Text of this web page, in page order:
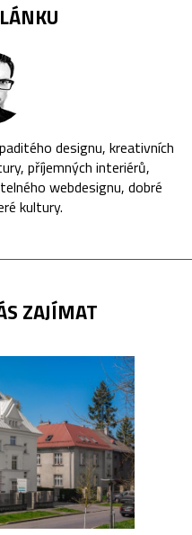
designu, kreativních
příjemných interiérů,
webdesignu, dobré
kultury.
ZAJÍMAT